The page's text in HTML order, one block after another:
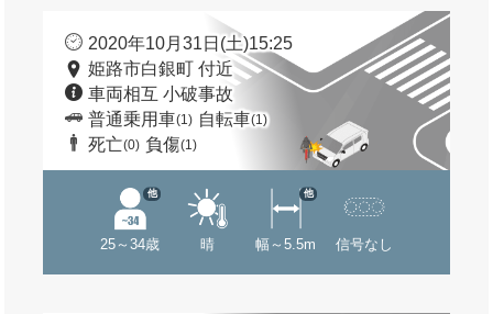
2020年10月31日(土)15:25
姫路市白銀町 付近
車両相互 小破事故
普通乗用車(1) 自転車(1)
死亡(0) 負傷(1)
25～34歳
他
晴 幅～5.5m
他
信号なし